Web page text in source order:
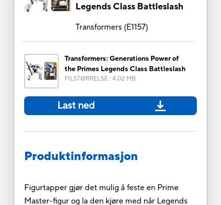
Legends Class Battleslash
Transformers(E1157)
Transformers: Generations Power of
the Primes Legends Class Battleslash
FILSTØRRELSE : 4.02 MB
Last ned
Produktinformasjon
Figurtapper gjør det mulig å feste en Prime
Master-figur og la den kjøre med når Legends